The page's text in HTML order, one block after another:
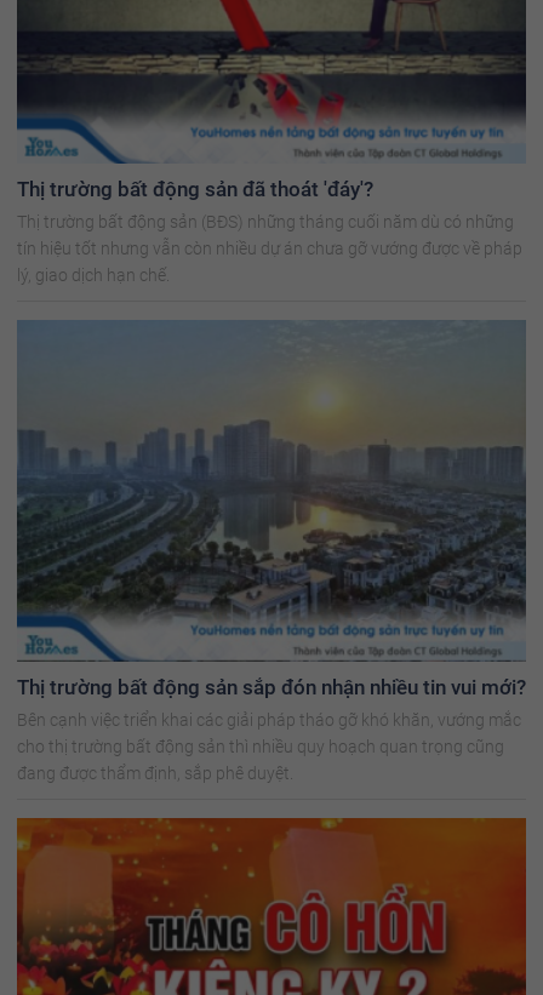
Thị trường bất động sản đã thoát 'đáy'?
Thị trường bất động sản (BĐS) những tháng cuối năm dù có những
tín hiệu tốt nhưng vẫn còn nhiều dự án chưa gỡ vướng được về pháp
lý, giao dịch hạn chế.
Thị trường bất động sản sắp đón nhận nhiều tin vui mới?
Bên cạnh việc triển khai các giải pháp tháo gỡ khó khăn, vướng mắc
cho thị trường bất động sản thì nhiều quy hoạch quan trọng cũng
đang được thẩm định, sắp phê duyệt.